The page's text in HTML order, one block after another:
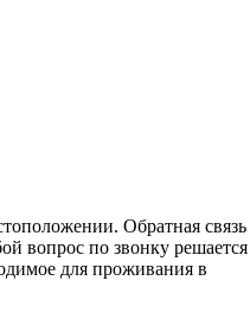
Обратная связь
вопрос по звонку решается
для проживания в